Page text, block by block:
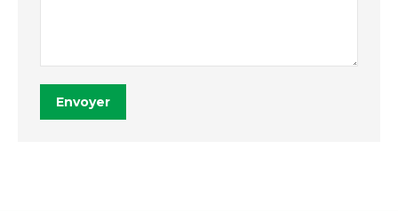
Envoyer